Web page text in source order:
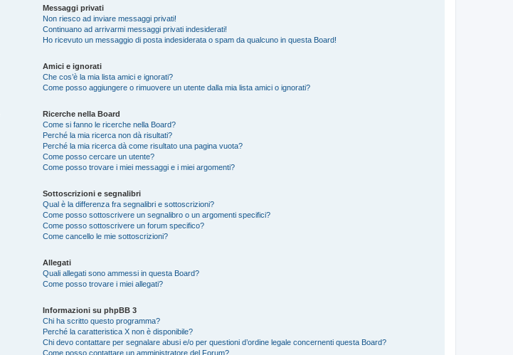
Messaggi privati
Non riesco ad inviare messaggi privati!
Continuano ad arrivarmi messaggi privati indesiderati!
Ho ricevuto un messaggio di posta indesiderata o spam da qualcuno in questa Board!
Amici e ignorati
Che cos’è la mia lista amici e ignorati?
Come posso aggiungere o rimuovere un utente dalla mia lista amici o ignorati?
Ricerche nella Board
Come si fanno le ricerche nella Board?
Perché la mia ricerca non dà risultati?
Perché la mia ricerca dà come risultato una pagina vuota?
Come posso cercare un utente?
Come posso trovare i miei messaggi e i miei argomenti?
Sottoscrizioni e segnalibri
Qual è la differenza fra segnalibri e sottoscrizioni?
Come posso sottoscrivere un segnalibro o un argomenti specifici?
Come posso sottoscrivere un forum specifico?
Come cancello le mie sottoscrizioni?
Allegati
Quali allegati sono ammessi in questa Board?
Come posso trovare i miei allegati?
Informazioni su phpBB 3
Chi ha scritto questo programma?
Perché la caratteristica X non è disponibile?
Chi devo contattare per segnalare abusi e/o per questioni d’ordine legale concernenti questa Board?
Come posso contattare un amministratore del Forum?